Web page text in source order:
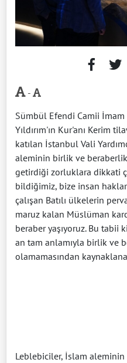
-
Sümbül Efendi Camii
Yıldırım'ın Kur'anı Kerim
katılan İstanbul Vali
aleminin birlik ve
getirdiği zorluklara dikkati
bildiğimiz, bize insan
çalışan Batılı ülkelerin
maruz kalan Müslüman
beraber yaşıyoruz. Bu
an tam anlamıyla birlik ve
olamamasından
Leblebiciler, İslam